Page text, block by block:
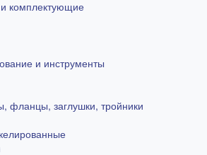
комплектующие
и инструменты
фланцы, заглушки, тройники